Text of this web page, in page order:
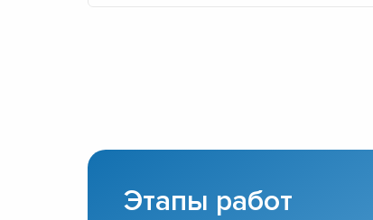
Этапы работ